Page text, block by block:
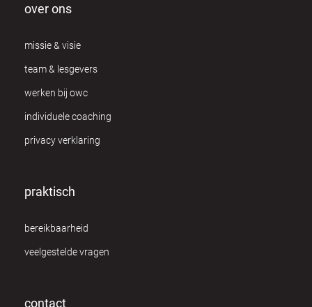
over ons
missie & visie
team & lesgevers
werken bij owc
individuele coaching
privacy verklaring
praktisch
bereikbaarheid
veelgestelde vragen
contact